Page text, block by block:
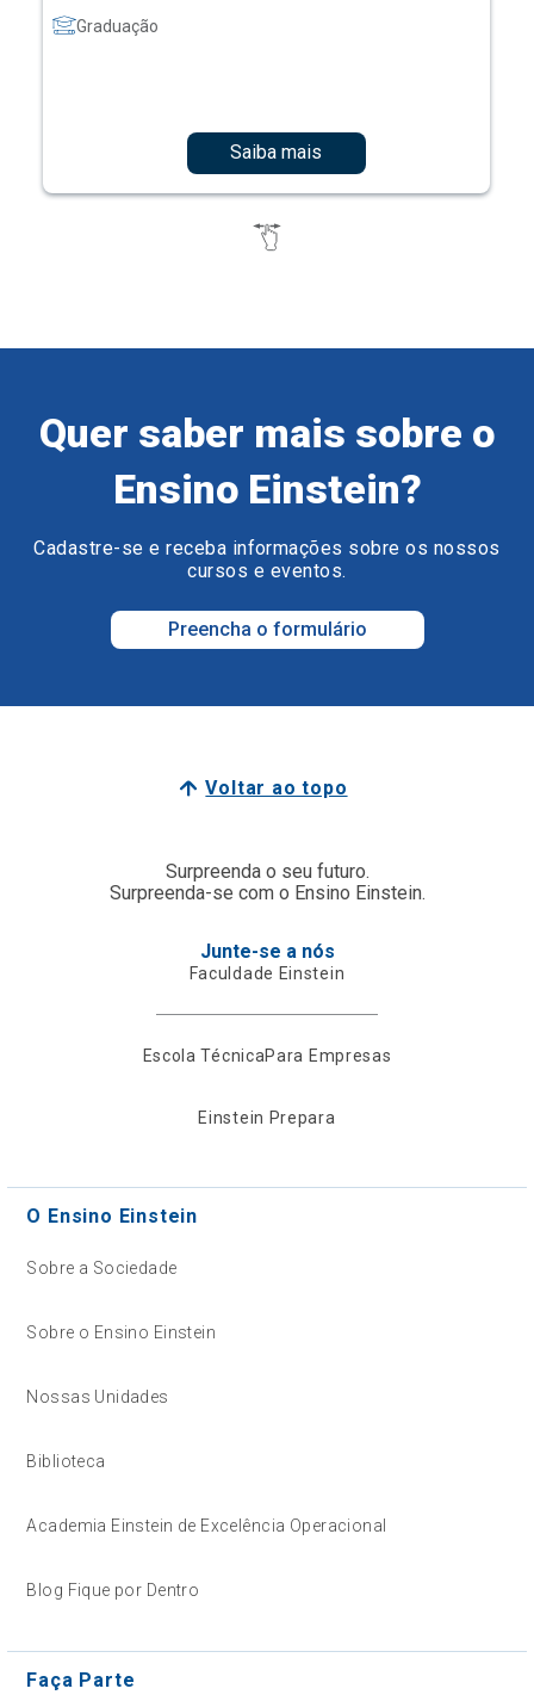
Graduação
Saiba mais
Quer saber mais sobre o
Ensino Einstein?
Cadastre-se e receba informações sobre os nossos
cursos e eventos.
Preencha o formulário
Voltar ao topo
Surpreenda o seu futuro.
Surpreenda-se com o Ensino Einstein.
Junte-se a nós
Faculdade Einstein
Escola TécnicaPara Empresas
Einstein Prepara
O Ensino Einstein
Sobre a Sociedade
Sobre o Ensino Einstein
Nossas Unidades
Biblioteca
Academia Einstein de Excelência Operacional
Blog Fique por Dentro
Faça Parte